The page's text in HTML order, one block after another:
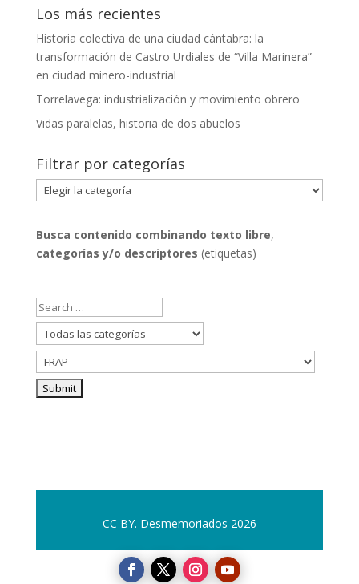
Los más recientes
Historia colectiva de una ciudad cántabra: la
transformación de Castro Urdiales de “Villa Marinera”
en ciudad minero-industrial
Torrelavega: industrialización y movimiento obrero
Vidas paralelas, historia de dos abuelos
Filtrar por categorías
Filtrar
por
Busca contenido combinando texto libre,
categorías y/o descriptores (etiquetas)
CC BY. Desmemoriados 2026